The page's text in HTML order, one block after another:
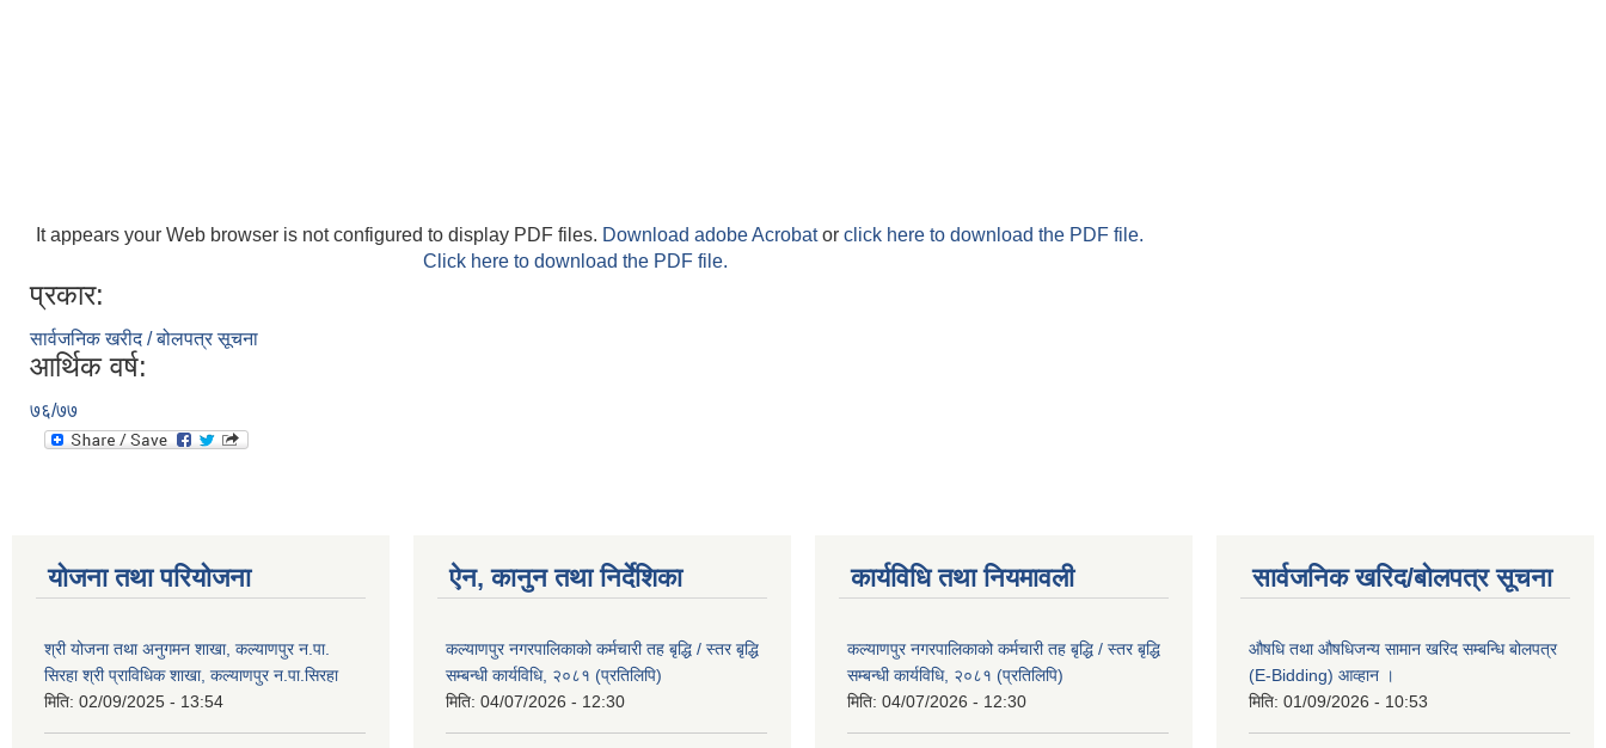
It appears your Web browser is not configured to display PDF files. Download adobe Acrobator click here to download the PDF file.
Click here to download the PDF file.
प्रकार:
सार्वजनिक खरीद / बोलपत्र सूचना
आर्थिक वर्ष:
७६/७७
योजना तथा परियोजना
श्री योजना तथा अनुगमन शाखा, कल्याणपुर न.पा.
सिरहा श्री प्राविधिक शाखा, कल्याणपुर न.पा.सिरहा
मिति: 02/09/2025 - 13:54
ऐन, कानुन तथा निर्देशिका
कल्याणपुर नगरपालिकाको कर्मचारी तह बृद्धि / स्तर बृद्धि
सम्बन्धी कार्यविधि, २०८१ (प्रतिलिपि)
मिति: 04/07/2026 - 12:30
कार्यविधि तथा नियमावली
कल्याणपुर नगरपालिकाको कर्मचारी तह बृद्धि / स्तर बृद्धि
सम्बन्धी कार्यविधि, २०८१ (प्रतिलिपि)
मिति: 04/07/2026 - 12:30
सार्वजनिक खरिद/बोलपत्र सूचना
औषधि तथा औषधिजन्य सामान खरिद सम्बन्धि बोलपत्र
(E-Bidding) आव्हान ।
मिति: 01/09/2026 - 10:53